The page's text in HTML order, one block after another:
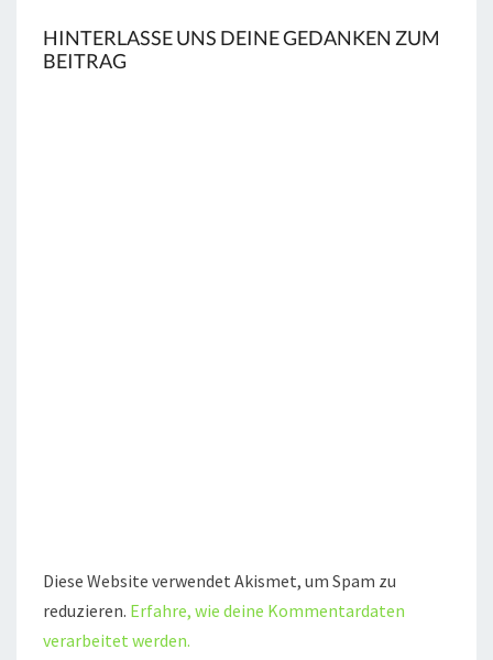
HINTERLASSE UNS DEINE GEDANKEN ZUM
BEITRAG
Diese Website verwendet Akismet, um Spam zu
reduzieren. Erfahre, wie deine Kommentardaten
verarbeitet werden.